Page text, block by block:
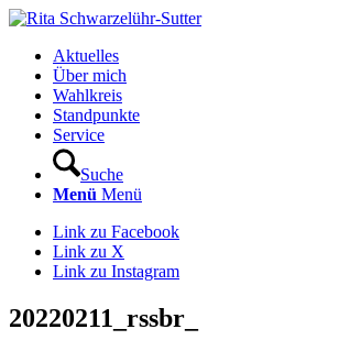
Aktuelles
Über mich
Wahlkreis
Standpunkte
Service
Suche
Menü Menü
Link zu Facebook
Link zu X
Link zu Instagram
20220211_rssbr_